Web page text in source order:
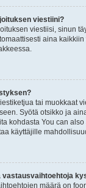
viestiini?
viestiisi, sinun
aina
tai muokkaat
Syötä otsikko ja
kohdasta You can
käyttäjille
vastausvaihtoehtoja
määrä on